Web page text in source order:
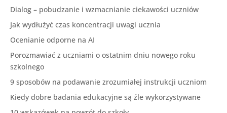
Dialog – pobudzanie i wzmacnianie ciekawości uczniów
Jak wydłużyć czas koncentracji uwagi ucznia
Ocenianie odporne na AI
Porozmawiać z uczniami o ostatnim dniu nowego roku
szkolnego
9 sposobów na podawanie zrozumiałej instrukcji uczniom
Kiedy dobre badania edukacyjne są źle wykorzystywane